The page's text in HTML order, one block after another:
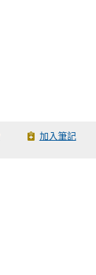
加入筆記